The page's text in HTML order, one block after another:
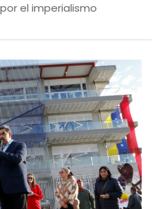
el imperialismo